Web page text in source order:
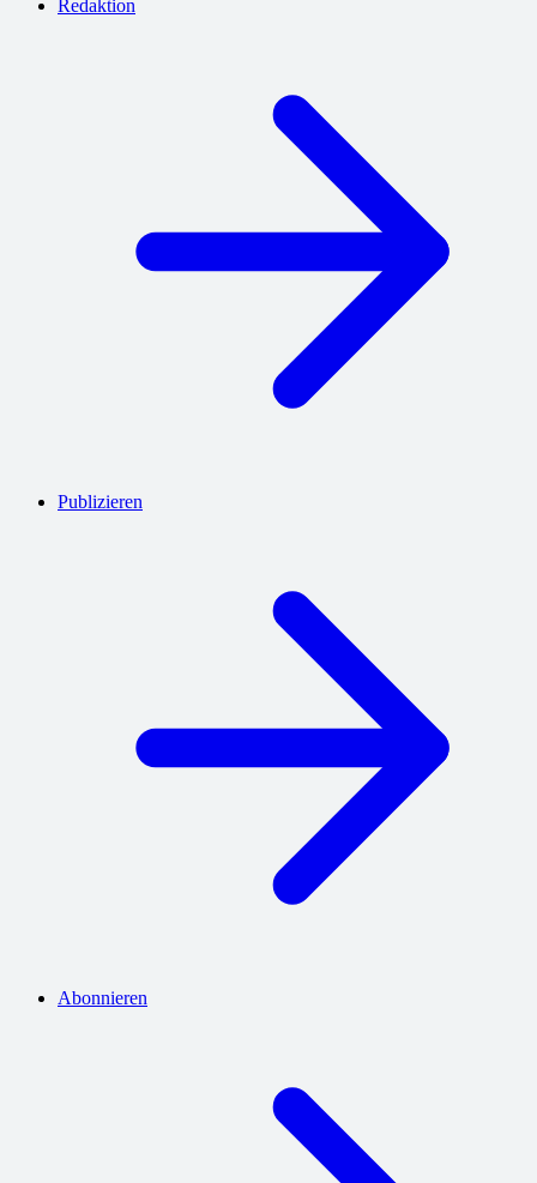
Redaktion
Publizieren
Abonnieren